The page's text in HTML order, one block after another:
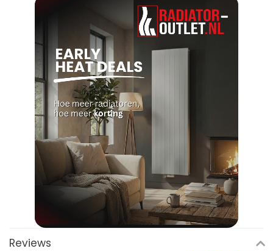
Reviews